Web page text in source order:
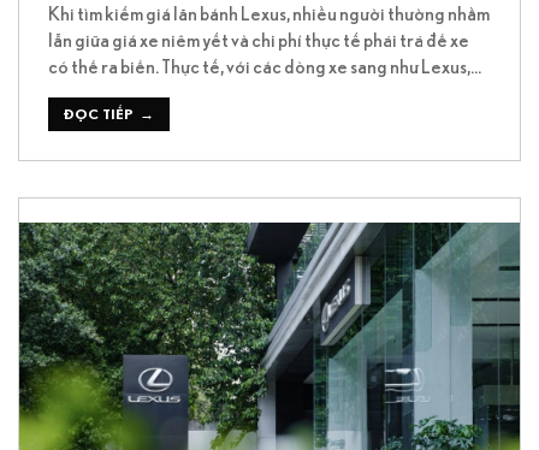
Khi tìm kiếm giá lăn bánh Lexus, nhiều người thường nhầm
lẫn giữa giá xe niêm yết và chi phí thực tế phải trả để xe
có thể ra biển. Thực tế, với các dòng xe sang như Lexus,
tổng chi phí lăn bánh thường cao hơn đáng kể do bao
gồm nhiều loại thuế […]
ĐỌC TIẾP